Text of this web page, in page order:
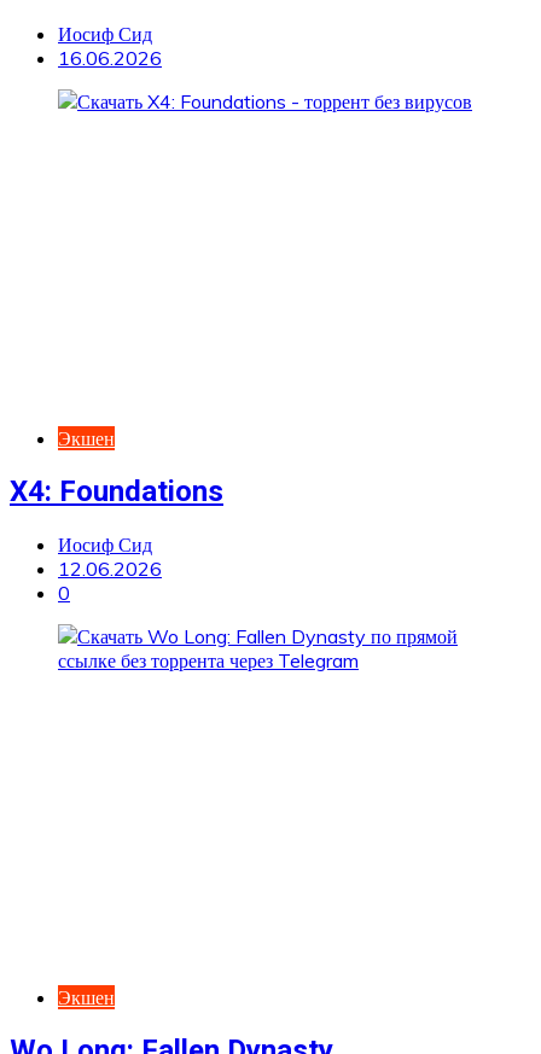
Иосиф Сид
16.06.2026
Экшен
X4: Foundations
Иосиф Сид
12.06.2026
0
Экшен